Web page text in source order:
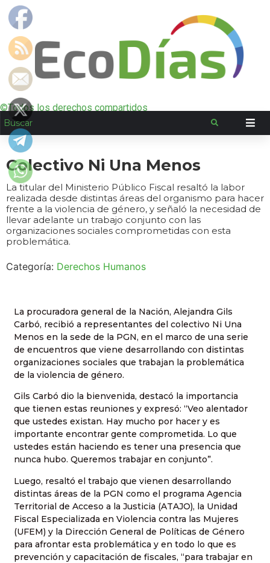
©Todos los derechos compartidos
Colectivo Ni Una Menos
La titular del Ministerio Público Fiscal resaltó la labor
realizada desde distintas áreas del organismo para hacer
frente a la violencia de género, y señaló la necesidad de
llevar adelante un trabajo conjunto con las
organizaciones sociales comprometidas con esta
problemática.
Categoría: Derechos Humanos
La procuradora general de la Nación, Alejandra Gils
Carbó, recibió a representantes del colectivo Ni Una
Menos en la sede de la PGN, en el marco de una serie
de encuentros que viene desarrollando con distintas
organizaciones sociales que trabajan la problemática
de la violencia de género.
Gils Carbó dio la bienvenida, destacó la importancia
que tienen estas reuniones y expresó: “Veo alentador
que ustedes existan. Hay mucho por hacer y es
importante encontrar gente comprometida. Lo que
ustedes están haciendo es tener una presencia que
nunca hubo. Queremos trabajar en conjunto”.
Luego, resaltó el trabajo que vienen desarrollando
distintas áreas de la PGN como el programa Agencia
Territorial de Acceso a la Justicia (ATAJO), la Unidad
Fiscal Especializada en Violencia contra las Mujeres
(UFEM) y la Dirección General de Políticas de Género
para afrontar esta problemática y en todo lo que es
prevención y capacitación de fiscales, “para trabajar en